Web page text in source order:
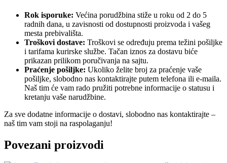
Rok isporuke: Većina porudžbina stiže u roku od 2 do 5
radnih dana, u zavisnosti od dostupnosti proizvoda i vašeg
mesta prebivališta.
Troškovi dostave: Troškovi se određuju prema težini pošiljke
i tarifama kurirske službe. Tačan iznos za dostavu biće
prikazan prilikom poručivanja na sajtu.
Praćenje pošiljke: Ukoliko želite broj za praćenje vaše
pošiljke, slobodno nas kontaktirajte putem telefona ili e-maila.
Naš tim će vam rado pružiti potrebne informacije o statusu i
kretanju vaše narudžbine.
Za sve dodatne informacije o dostavi, slobodno nas kontaktirajte –
naš tim vam stoji na raspolaganju!
Povezani proizvodi